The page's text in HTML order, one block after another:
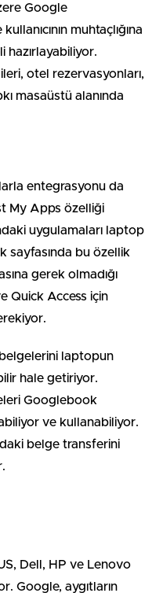
Google
muhtaçlığına
hazırlayabiliyor.
otel rezervasyonları,
masaüstü alanında
entegrasyonu da
My Apps özelliği
uygulamaları laptop
sayfasında bu özellik
gerek olmadığı
Quick Access için
laptopun
hale getiriyor.
Googlebook
ve kullanabiliyor.
belge transferini
Dell, HP ve Lenovo
Google, aygıtların